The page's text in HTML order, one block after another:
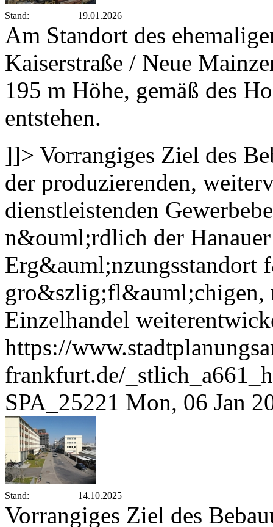
Stand: 19.01.2026
Am Standort des
Kaiserstraße / Neue
195 m Höhe, gemäß des
entstehen.
]]> Vorrangiges Ziel des
der produzierenden,
dienstleistenden
n&ouml;rdlich der
Erg&auml;nzungsstandort
gro&szlig;fl&auml;chigen,
Einzelhandel
https://
frankfurt.de/
SPA_25221 Mon, 06 Jan
Stand: 14.10.2025
Vorrangiges Ziel des